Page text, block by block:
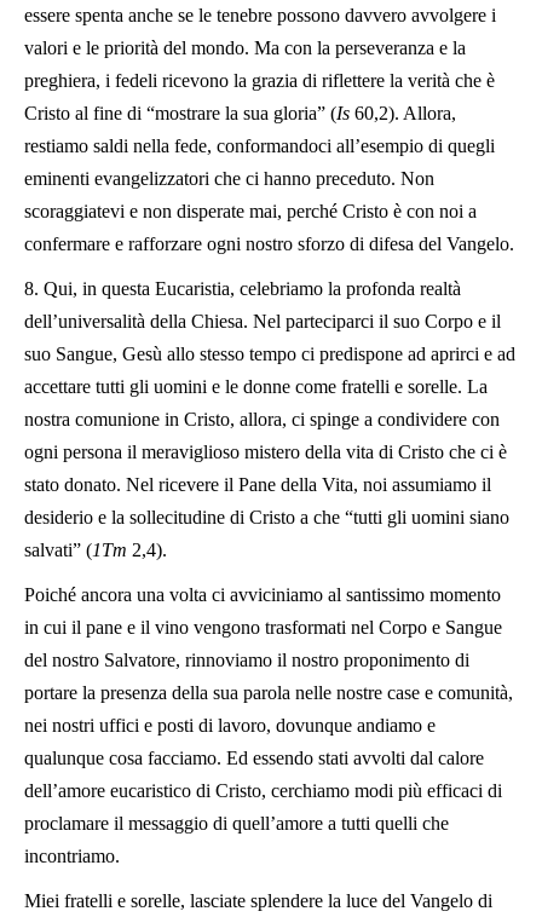
essere spenta anche se le tenebre possono davvero avvolgere i
valori e le priorità del mondo. Ma con la perseveranza e la
preghiera, i fedeli ricevono la grazia di riflettere la verità che è
Cristo al fine di “mostrare la sua gloria” (Is 60,2). Allora,
restiamo saldi nella fede, conformandoci all’esempio di quegli
eminenti evangelizzatori che ci hanno preceduto. Non
scoraggiatevi e non disperate mai, perché Cristo è con noi a
confermare e rafforzare ogni nostro sforzo di difesa del Vangelo.
8. Qui, in questa Eucaristia, celebriamo la profonda realtà
dell’universalità della Chiesa. Nel parteciparci il suo Corpo e il
suo Sangue, Gesù allo stesso tempo ci predispone ad aprirci e ad
accettare tutti gli uomini e le donne come fratelli e sorelle. La
nostra comunione in Cristo, allora, ci spinge a condividere con
ogni persona il meraviglioso mistero della vita di Cristo che ci è
stato donato. Nel ricevere il Pane della Vita, noi assumiamo il
desiderio e la sollecitudine di Cristo a che “tutti gli uomini siano
salvati” (1Tm 2,4).
Poiché ancora una volta ci avviciniamo al santissimo momento
in cui il pane e il vino vengono trasformati nel Corpo e Sangue
del nostro Salvatore, rinnoviamo il nostro proponimento di
portare la presenza della sua parola nelle nostre case e comunità,
nei nostri uffici e posti di lavoro, dovunque andiamo e
qualunque cosa facciamo. Ed essendo stati avvolti dal calore
dell’amore eucaristico di Cristo, cerchiamo modi più efficaci di
proclamare il messaggio di quell’amore a tutti quelli che
incontriamo.
Miei fratelli e sorelle, lasciate splendere la luce del Vangelo di